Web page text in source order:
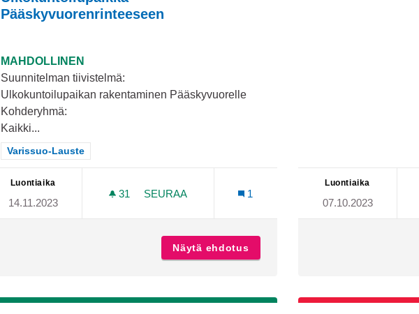
Pääskyvuorenrinteeseen
MAHDOLLINEN
Suunnitelman tiivistelmä:
Ulkokuntoilupaikan rakentaminen Pääskyvuorelle
Kohderyhmä:
Kaikki...
Rajaa tulokset teeman mukaan: Varissuo-Lauste
Varissuo-Lauste
Luontiaika
14.11.2023
31 31 SEURAAJAA
SEURAA
ULKOKUNTOILUPAIKKA PÄÄSKYVUORENRINTEESEEN
1
Näytä ehdotus
Luontiaika
07.10.2023